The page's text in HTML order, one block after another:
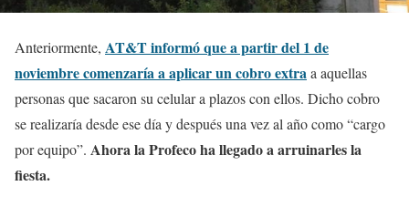
Anteriormente, AT&Tinformó que a partir del 1 de
noviembre comenzaría aaplicar un cobro extraa aquellas
personas que sacaron su celular a plazos con ellos. Dicho cobro
se realizaría desde ese día y después una vez al año como “cargo
por equipo”. Ahora la Profeco ha llegado a arruinarles la
fiesta.